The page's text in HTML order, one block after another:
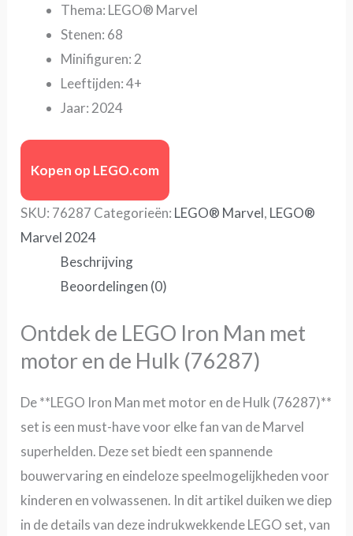
Thema: LEGO® Marvel
Stenen: 68
Minifiguren: 2
Leeftijden: 4+
Jaar: 2024
Kopen op LEGO.com
SKU: 76287 Categorieën: LEGO® Marvel, LEGO®
Marvel 2024
Beschrijving
Beoordelingen (0)
Ontdek de LEGO Iron Man met
motor en de Hulk (76287)
De **LEGO Iron Man met motor en de Hulk (76287)**
set is een must-have voor elke fan van de Marvel
superhelden. Deze set biedt een spannende
bouwervaring en eindeloze speelmogelijkheden voor
kinderen en volwassenen. In dit artikel duiken we diep
in de details van deze indrukwekkende LEGO set, van